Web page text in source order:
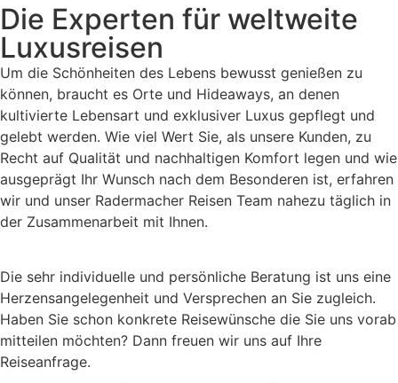
Die Experten für weltweite
Luxusreisen
Um die Schönheiten des Lebens bewusst genießen zu
können, braucht es Orte und Hideaways, an denen
kultivierte Lebensart und exklusiver Luxus gepflegt und
gelebt werden. Wie viel Wert Sie, als unsere Kunden, zu
Recht auf Qualität und nachhaltigen Komfort legen und wie
ausgeprägt Ihr Wunsch nach dem Besonderen ist, erfahren
wir und unser Radermacher Reisen Team nahezu täglich in
der Zusammenarbeit mit Ihnen.
Die sehr individuelle und persönliche Beratung ist uns eine
Herzensangelegenheit und Versprechen an Sie zugleich.
Haben Sie schon konkrete Reisewünsche die Sie uns vorab
mitteilen möchten? Dann freuen wir uns auf Ihre
Reiseanfrage.